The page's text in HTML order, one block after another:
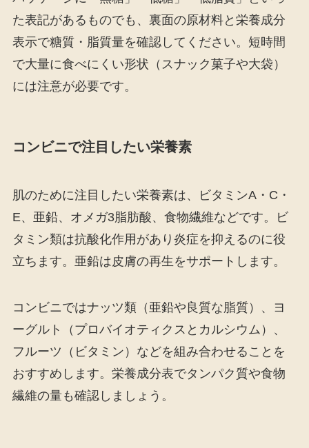
た表記があるものでも、裏面の原材料と栄養成分
表示で糖質・脂質量を確認してください。短時間
で大量に食べにくい形状（スナック菓子や大袋）
には注意が必要です。
コンビニで注目したい栄養素
肌のために注目したい栄養素は、ビタミンA・C・
E、亜鉛、オメガ3脂肪酸、食物繊維などです。ビ
タミン類は抗酸化作用があり炎症を抑えるのに役
立ちます。亜鉛は皮膚の再生をサポートします。
コンビニではナッツ類（亜鉛や良質な脂質）、ヨ
ーグルト（プロバイオティクスとカルシウム）、
フルーツ（ビタミン）などを組み合わせることを
おすすめします。栄養成分表でタンパク質や食物
繊維の量も確認しましょう。